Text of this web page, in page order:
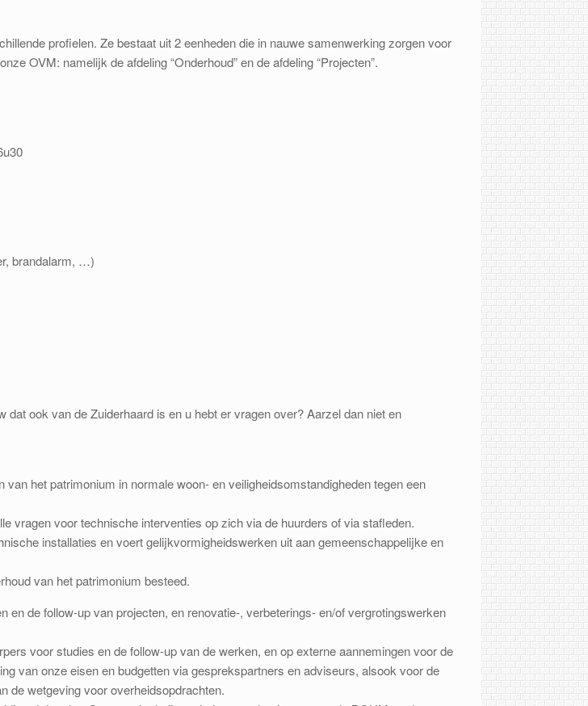
profielen. Ze bestaat uit 2 eenheden die in nauwe samenwerking zorgen voor
OVM: namelijk de afdeling “Onderhoud” en de afdeling “Projecten”.
brandalarm, …)
ook van de Zuiderhaard is en u hebt er vragen over? Aarzel dan niet en
van het patrimonium in normale woon- en veiligheidsomstandigheden tegen een
vragen voor technische interventies op zich via de huurders of via stafleden.
installaties en voert gelijkvormigheidswerken uit aan gemeenschappelijke en
van het patrimonium besteed.
en de follow-up van projecten, en renovatie-, verbeterings- en/of vergrotingswerken
voor studies en de follow-up van de werken, en op externe aannemingen voor de
van onze eisen en budgetten via gesprekspartners en adviseurs, alsook voor de
de wetgeving voor overheidsopdrachten.